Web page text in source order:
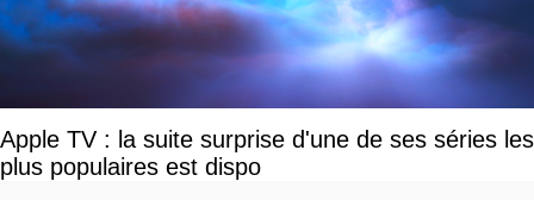
Apple TV : la suite surprise d'une de ses séries les
plus populaires est dispo